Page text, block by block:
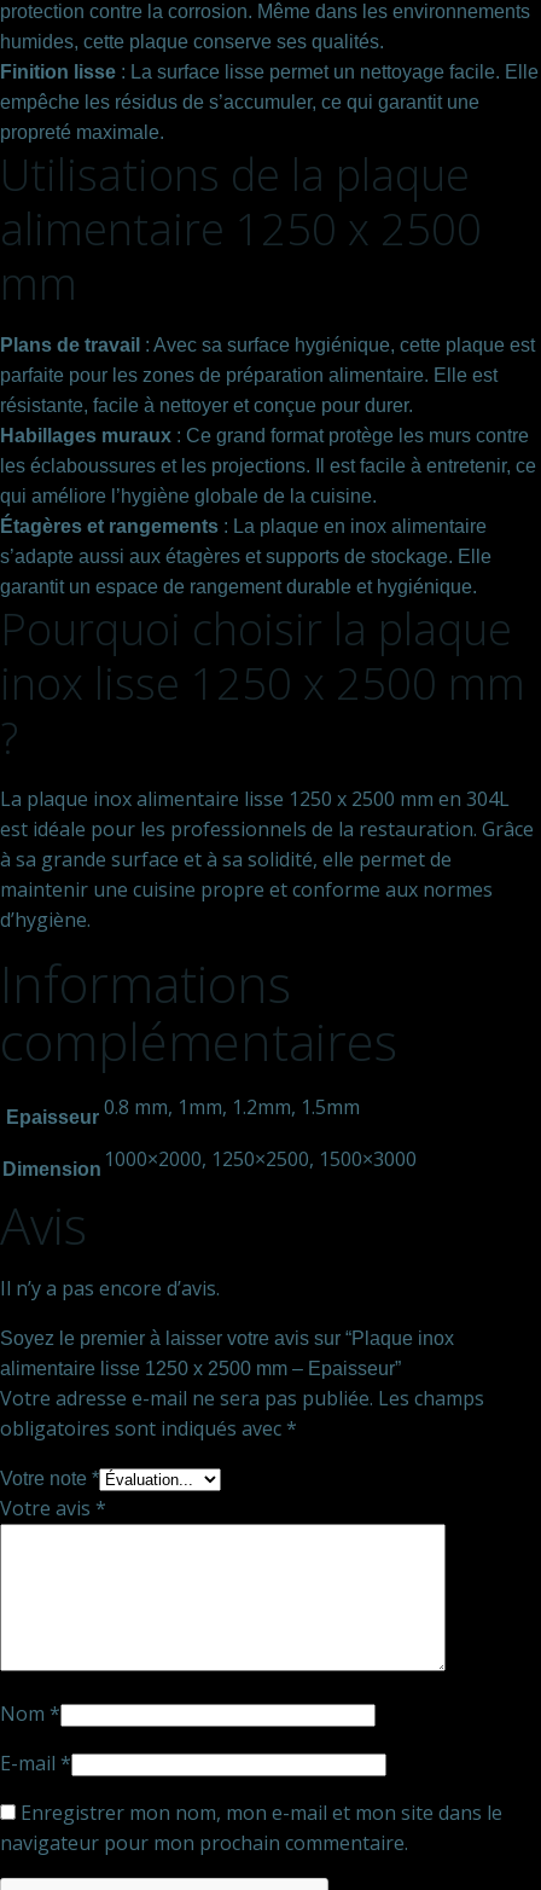
protection contre la corrosion. Même dans les environnements
humides, cette plaque conserve ses qualités.
Finition lisse : La surface lisse permet un nettoyage facile. Elle
empêche les résidus de s’accumuler, ce qui garantit une
propreté maximale.
Utilisations de la plaque
alimentaire 1250 x 2500
mm
Plans de travail : Avec sa surface hygiénique, cette plaque est
parfaite pour les zones de préparation alimentaire. Elle est
résistante, facile à nettoyer et conçue pour durer.
Habillages muraux : Ce grand format protège les murs contre
les éclaboussures et les projections. Il est facile à entretenir, ce
qui améliore l’hygiène globale de la cuisine.
Étagères et rangements : La plaque en inox alimentaire
s’adapte aussi aux étagères et supports de stockage. Elle
garantit un espace de rangement durable et hygiénique.
Pourquoi choisir la plaque
inox lisse 1250 x 2500 mm
?
La plaque inox alimentaire lisse 1250 x 2500 mm en 304L
est idéale pour les professionnels de la restauration. Grâce
à sa grande surface et à sa solidité, elle permet de
maintenir une cuisine propre et conforme aux normes
d’hygiène.
Informations
complémentaires
Epaisseur 0.8 mm, 1mm, 1.2mm, 1.5mm
Dimension 1000×2000, 1250×2500, 1500×3000
Avis
Il n’y a pas encore d’avis.
Soyez le premier à laisser votre avis sur “Plaque inox
alimentaire lisse 1250 x 2500 mm – Epaisseur”
Votre adresse e-mail ne sera pas publiée. Les champs
obligatoires sont indiqués avec *
Votre note *
Votre avis *
Nom *
E-mail *
Enregistrer mon nom, mon e-mail et mon site dans le
navigateur pour mon prochain commentaire.